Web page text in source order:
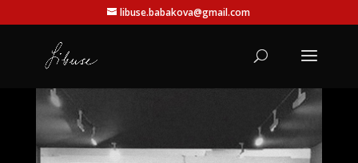
libuse.babakova@gmail.com